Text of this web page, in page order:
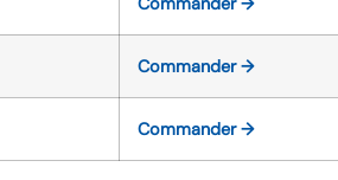
Commander →
Commander →